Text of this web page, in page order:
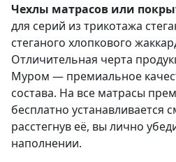
Чехлы матрасов или
для серий из трикотажа
стеганого хлопкового
Отличительная черта
Муром — премиальное
состава. На все матрасы
бесплатно устанавливается
расстегнув её, вы лично
наполнении.